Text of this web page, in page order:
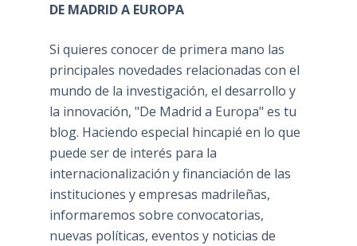
DE MADRID A EUROPA
Si quieres conocer de primera mano las
principales novedades relacionadas con el
mundo de la investigación, el desarrollo y
la innovación, "De Madrid a Europa" es tu
blog. Haciendo especial hincapié en lo que
puede ser de interés para la
internacionalización y financiación de las
instituciones y empresas madrileñas,
informaremos sobre convocatorias,
nuevas políticas, eventos y noticias de